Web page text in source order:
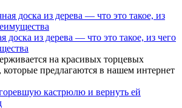
доска из дерева — что это такое, из чего
на красивых торцевых
которые предлагаются в нашем интернет